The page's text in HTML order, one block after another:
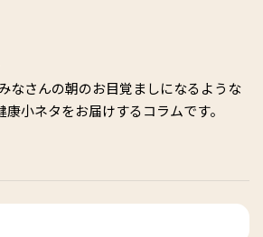
なさんの朝のお目覚ましになるような
小ネタをお届けするコラムです。